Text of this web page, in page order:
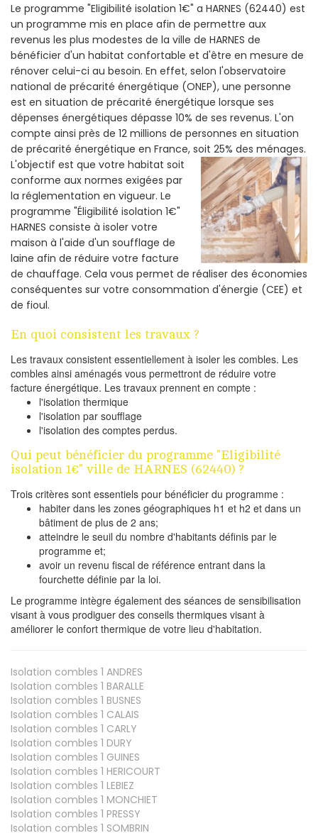
Le programme "Eligibilité isolation 1€" a HARNES (62440) est
un programme mis en place afin de permettre aux
revenus les plus modestes de la ville de HARNES de
bénéficier d'un habitat confortable et d'être en mesure de
rénover celui-ci au besoin. En effet, selon l'observatoire
national de précarité énergétique (ONEP), une personne
est en situation de précarité énergétique lorsque ses
dépenses énergétiques dépasse 10% de ses revenus. L'on
compte ainsi près de 12 millions de personnes en situation
de précarité énergétique en France, soit 25% des ménages.
L'objectif est que votre habitat soit
conforme aux normes exigées par
la réglementation en vigueur. Le
programme "Éligibilité isolation 1€"
HARNES consiste à isoler votre
maison à l'aide d'un soufflage de
laine afin de réduire votre facture
de chauffage. Cela vous permet de réaliser des économies
conséquentes sur votre consommation d'énergie (CEE) et
de fioul.
En quoi consistent les travaux ?
Les travaux consistent essentiellement à isoler les combles. Les
combles ainsi aménagés vous permettront de réduire votre
facture énergétique. Les travaux prennent en compte :
l'isolation thermique
l'isolation par soufflage
l'isolation des comptes perdus.
Qui peut bénéficier du programme "Eligibilité
isolation 1€" ville de HARNES (62440) ?
Trois critères sont essentiels pour bénéficier du programme :
habiter dans les zones géographiques h1 et h2 et dans un
bâtiment de plus de 2 ans;
atteindre le seuil du nombre d'habitants définis par le
programme et;
avoir un revenu fiscal de référence entrant dans la
fourchette définie par la loi.
Le programme intègre également des séances de sensibilisation
visant à vous prodiguer des conseils thermiques visant à
améliorer le confort thermique de votre lieu d'habitation.
Isolation combles 1 ANDRES
Isolation combles 1 BARALLE
Isolation combles 1 BUSNES
Isolation combles 1 CALAIS
Isolation combles 1 CARLY
Isolation combles 1 DURY
Isolation combles 1 GUINES
Isolation combles 1 HERICOURT
Isolation combles 1 LEBIEZ
Isolation combles 1 MONCHIET
Isolation combles 1 PRESSY
Isolation combles 1 SOMBRIN